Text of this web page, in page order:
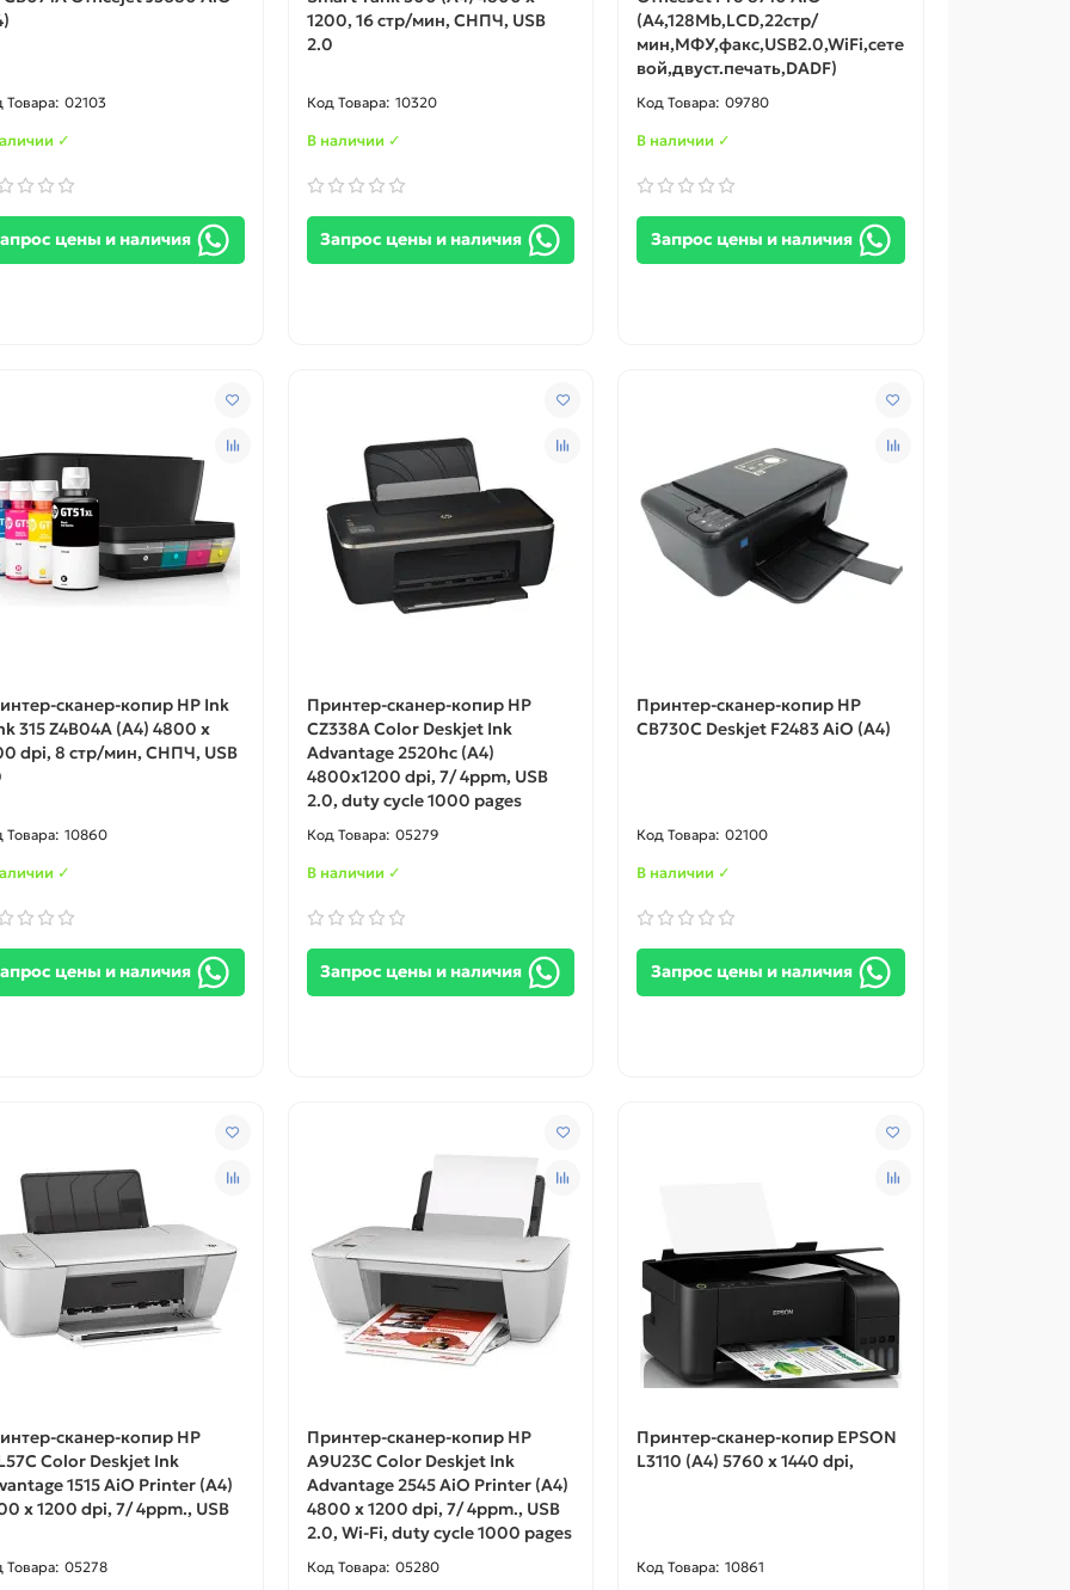
02103
✓
цены и наличия
1200, 16 стр/мин, СНПЧ, USB
2.0
10320
В наличии ✓
Запрос цены и наличия
(A4,128Mb,LCD,22стр/
мин,МФУ,факс,USB2.0,WiFi,сете
вой,двуст.печать,DADF)
09780
В наличии ✓
Запрос цены и наличия
сканер-копир HP Ink
315 Z4B04A (A4) 4800 x
dpi, 8 стр/мин, СНПЧ, USB
10860
✓
цены и наличия
Принтер-сканер-копир HP
CZ338A Color Deskjet Ink
Advantage 2520hc (А4)
4800x1200 dpi, 7/ 4ppm, USB
2.0, duty cycle 1000 pages
05279
В наличии ✓
Запрос цены и наличия
Принтер-сканер-копир HP
CB730C Deskjet F2483 AiO (A4)
02100
В наличии ✓
Запрос цены и наличия
сканер-копир HP
Color Deskjet Ink
1515 AiO Printer (А4)
х 1200 dpi, 7/ 4ppm., USB
05278
Принтер-сканер-копир HP
A9U23C Color Deskjet Ink
Advantage 2545 AiO Printer (A4)
4800 х 1200 dpi, 7/ 4ppm., USB
2.0, Wi-Fi, duty cycle 1000 pages
05280
Принтер-сканер-копир EPSON
L3110 (A4) 5760 x 1440 dpi,
10861